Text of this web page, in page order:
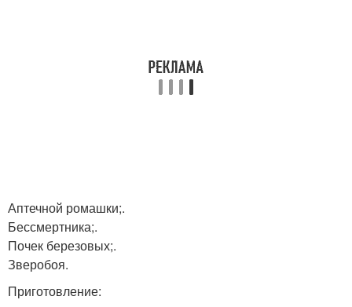
Аптечной ромашки;.
Бессмертника;.
Почек березовых;.
Зверобоя.
Приготовление: